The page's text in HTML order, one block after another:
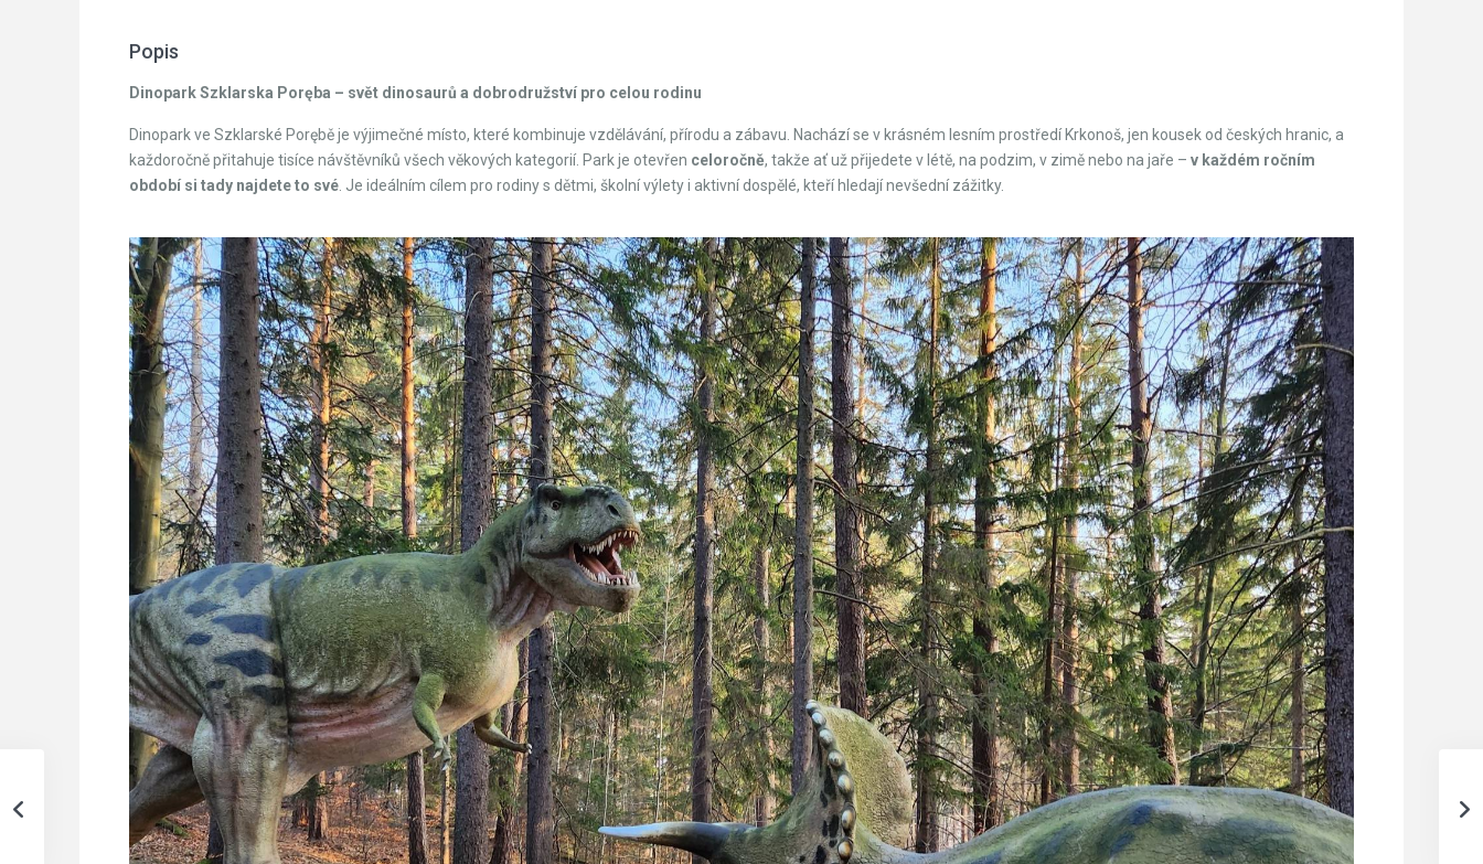
Popis
Dinopark Szklarska Poręba – svět dinosaurů a dobrodružství pro celou rodinu
Dinopark ve Szklarské Porębě je výjimečné místo, které kombinuje vzdělávání, přírodu a zábavu. Nachází se v krásném lesním prostředí Krkonoš, jen kousek od českých hranic, a
každoročně přitahuje tisíce návštěvníků všech věkových kategorií. Park je otevřen celoročně, takže ať už přijedete v létě, na podzim, v zimě nebo na jaře – v každém ročním
období si tady najdete to své . Je ideálním cílem pro rodiny s dětmi, školní výlety i aktivní dospělé, kteří hledají nevšední zážitky.